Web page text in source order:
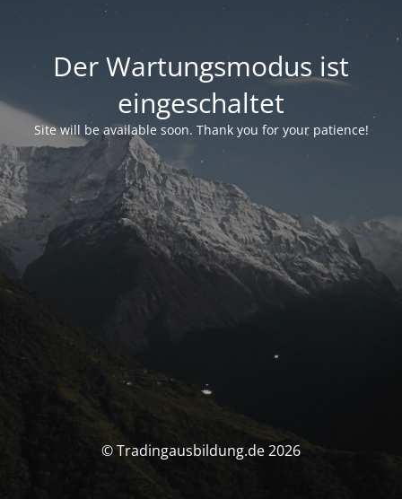
Der Wartungsmodus ist
eingeschaltet
Site will be available soon. Thank you for your patience!
© Tradingausbildung.de 2026